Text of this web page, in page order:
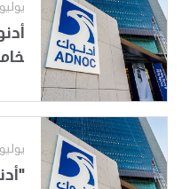
يوليو 31, 2026
يوليو 21, 2026